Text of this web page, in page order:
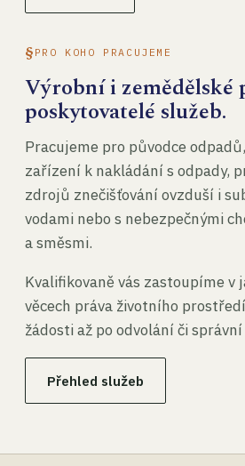
PRO KOHO PRACUJEME
Výrobní i zemědělské
poskytovatelé služeb.
Pracujeme pro původce
zařízení k nakládání s odpady,
zdrojů znečišťování ovzduší i
vodami nebo s nebezpečnými
a směsmi.
Kvalifikovaně vás zastoupíme v
věcech práva životního
žádosti až po odvolání či
Přehled služeb